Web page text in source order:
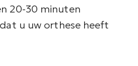
20-30 minuten
u uw orthese heeft